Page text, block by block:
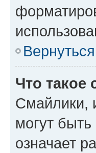
Что такое
Смайлики,
могут
означает